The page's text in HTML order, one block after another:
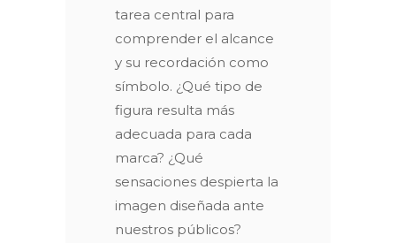
tarea central para
comprender el alcance
y su recordación como
símbolo. ¿Qué tipo de
figura resulta más
adecuada para cada
marca? ¿Qué
sensaciones despierta la
imagen diseñada ante
nuestros públicos?